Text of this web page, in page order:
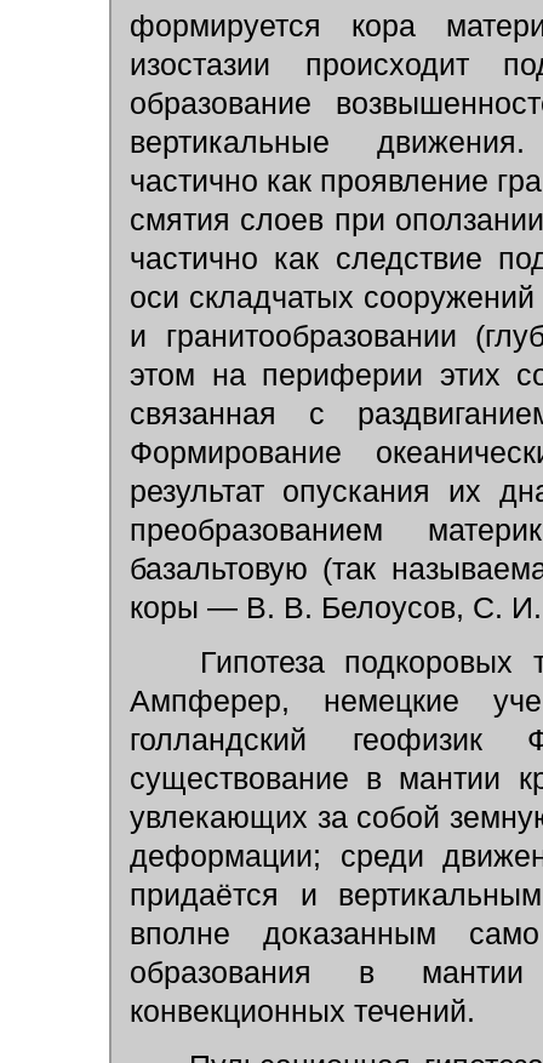
формируется кора
изостазии происходит
образование
вертикальные
частично как проявление
смятия слоев при
частично как следствие
оси складчатых
и гранитообразовании
этом на периферии этих
связанная с
Формирование
результат опускания их
преобразованием
базальтовую (так
коры — В. В. Белоусов, С. И.
Гипотеза подкоровых
Ампферер, немецкие
голландский
существование в мантии
увлекающих за собой
деформации; среди
придаётся и
вполне доказанным
образования в
конвекционных течений.